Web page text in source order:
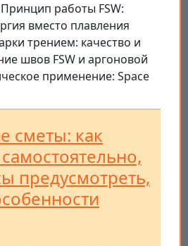
работы FSW:
вместо плавления
трением: качество и
швов FSW и аргоновой
применение: Space
сметы: как
предусмотреть,